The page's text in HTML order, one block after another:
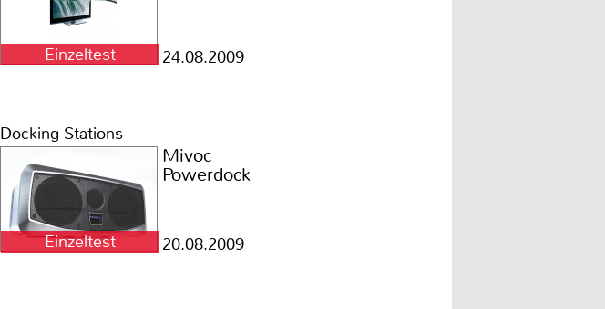
Einzeltest 24.08.2009
Docking Stations
Einzeltest
Mivoc
Powerdock
20.08.2009